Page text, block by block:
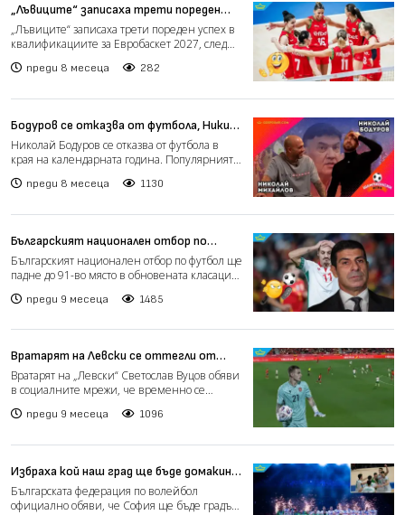
„Лъвиците“ записаха трети пореден
успех в квалификациите за Евробаскет
2027
„Лъвиците“ записаха трети пореден успех в
квалификациите за Евробаскет 2027, след
преди 8 месеца 282
Бодуров се отказва от футбола, Ники
Михайлов каза как Левски ще стане
шампион в новия епизод на "Шампионски
Николай Бодуров се отказва от футбола в
края на календарната година. Популярният
преди 8 месеца 1130
Българският национален отбор по
футбол е най-слабият тим на
Балканите
Българският национален отбор по футбол ще
падне до 91-во място в обновената класация
преди 9 месеца 1485
Вратарят на Левски се оттегли от
националния отбор
Вратарят на „Левски“ Светослав Вуцов обяви
в социалните мрежи, че временно се
преди 9 месеца 1096
Избраха кой наш град ще бъде домакин
на Евроволей 2026
Българската федерация по волейбол
официално обяви, че София ще бъде градът